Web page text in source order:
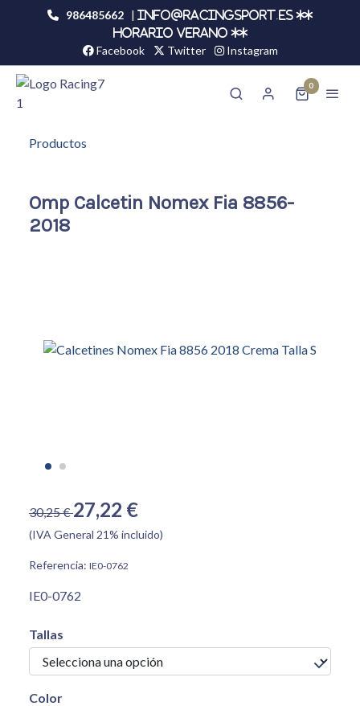
986485662 |
info@racingsport.es **
HORARIO VERANO **
Facebook Twitter Instagram
0
Productos
Omp Calcetin Nomex Fia 8856-
2018
30,25 €27,22 €
(IVA General 21% incluido)
Referencia: IE0-0762
IE0-0762
Tallas
Color